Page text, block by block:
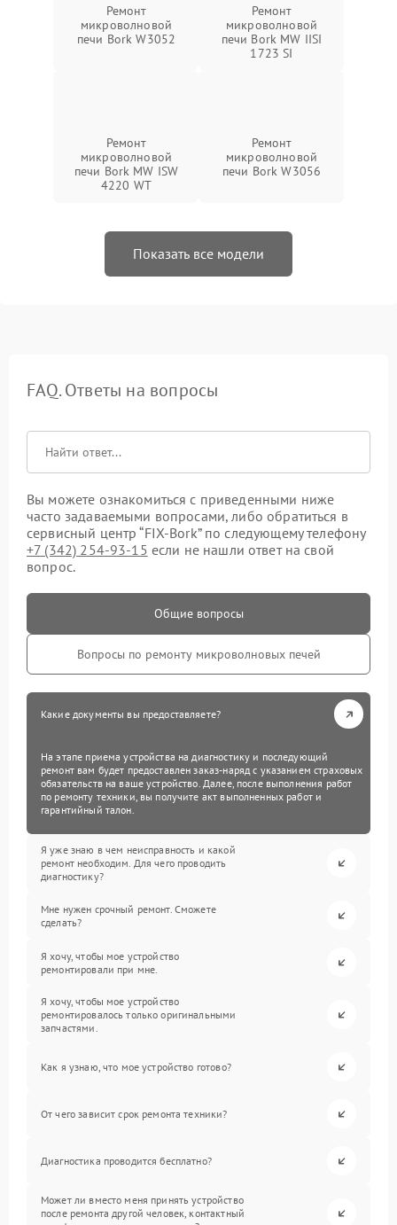
Ремонт
микроволновой
печи Bork W3052
Ремонт
микроволновой
печи Bork MW IISI
1723 SI
Ремонт
микроволновой
печи Bork MW ISW
4220 WT
Ремонт
микроволновой
печи Bork W3056
Показать все модели
FAQ. Ответы на вопросы
Вы можете ознакомиться с приведенными ниже
часто задаваемыми вопросами, либо обратиться в
сервисный центр “FIX-Bork” по следующему телефону
+7 (342) 254-93-15 если не нашли ответ на свой
вопрос.
Общие вопросы
Вопросы по ремонту микроволновых печей
Какие документы вы предоставляете?
На этапе приема устройства на диагностику и последующий
ремонт вам будет предоставлен заказ-наряд с указанием страховых
обязательств на ваше устройство. Далее, после выполнения работ
по ремонту техники, вы получите акт выполненных работ и
гарантийный талон.
Я уже знаю в чем неисправность и какой
ремонт необходим. Для чего проводить
диагностику?
Мне нужен срочный ремонт. Сможете
сделать?
Я хочу, чтобы мое устройство
ремонтировали при мне.
Я хочу, чтобы мое устройство
ремонтировалось только оригинальными
запчастями.
Как я узнаю, что мое устройство готово?
От чего зависит срок ремонта техники?
Диагностика проводится бесплатно?
Может ли вместо меня принять устройство
после ремонта другой человек, контактный